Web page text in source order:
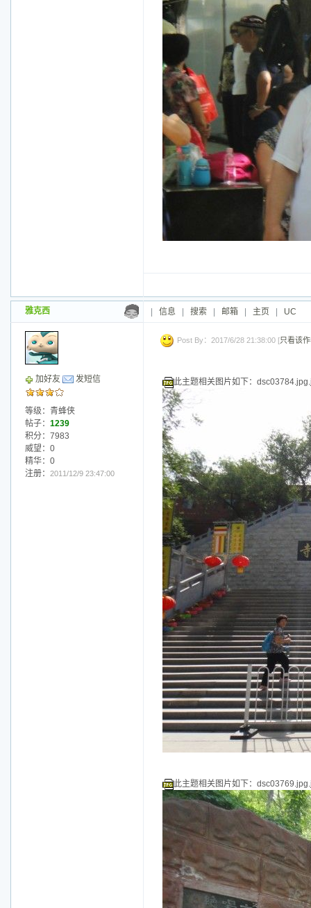
雅克西 信息 搜索 邮箱 主页 UC
加好友 发短信
等级：青蜂侠
帖子： 1239
积分：7983
威望：0
精华：0
注册： 2011/12/9 23:47:00
Post By：2017/6/28 21:38:00 [只看该
此主题相关图片如下：
此主题相关图片如下：